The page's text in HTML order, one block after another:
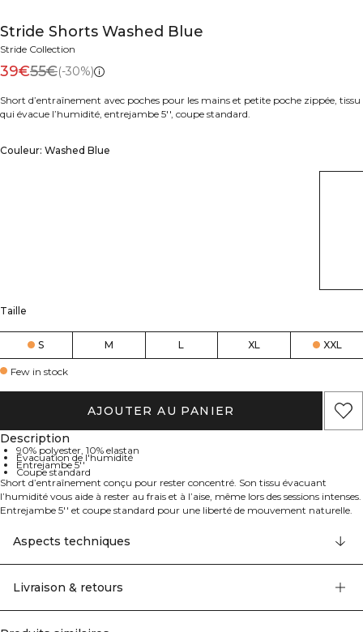
Stride Shorts Washed Blue
Stride Collection
39€55€(-30%)
Short d’entraînement avec poches pour les mains et petite poche zippée, tissu
qui évacue l’humidité, entrejambe 5'', coupe standard.
Couleur: Washed Blue
Taille
S M L XL XXL
Few in stock
AJOUTER AU PANIER
Description
90% polyester, 10% elastan
Évacuation de l'humidité
Entrejambe 5''
Coupe standard
Short d’entraînement conçu pour rester concentré. Son tissu évacuant
l’humidité vous aide à rester au frais et à l’aise, même lors des sessions intenses.
Entrejambe 5'' et coupe standard pour une liberté de mouvement naturelle.
pratiques et petite poche zippée pour garder vos essentiels à portée pendant
l’entraînement. Même coupe confortable que le modèle 13699, détails
actualisés. 90% Polyester, 10% Elastan.
Aspects techniques
Livraison & retours